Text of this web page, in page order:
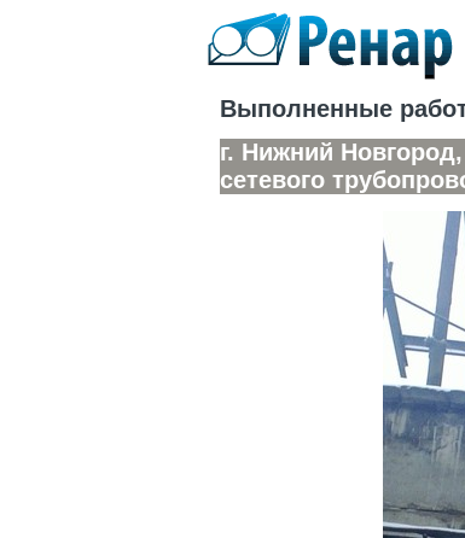
Выполненные
г. Нижний
сетевого